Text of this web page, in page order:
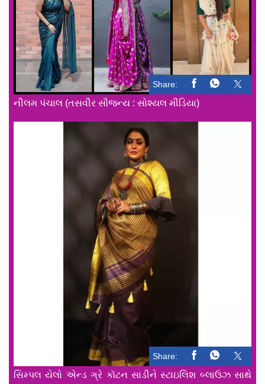
Share:
નીલમ પંચાલ (તસવીર સૌજન્ય : સોશ્યલ મીડિયા)
Share:
સિમ્પલ યેલો એન્ડ ગ્રે કૉટન સાડીને સ્ટાઇલિશ બ્લાઉઝ સાથે